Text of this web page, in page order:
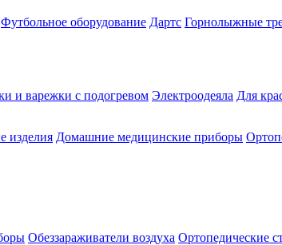
Футбольное оборудование Дартс Горнолыжные
и варежки с подогревом Электроодеяла Для
изделия Домашние медицинские приборы
Обеззараживатели воздуха Ортопедические